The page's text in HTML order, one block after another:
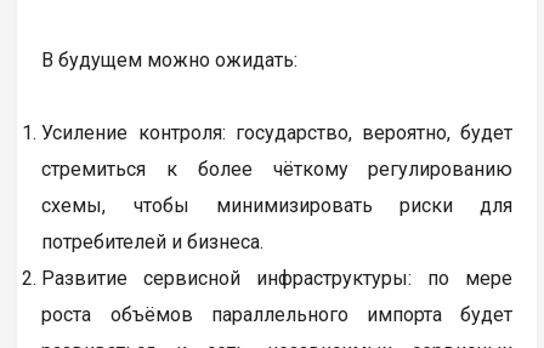
В будущем можно ожидать:
Усиление контроля: государство, вероятно, будет
стремиться к более чёткому регулированию
схемы, чтобы минимизировать риски для
потребителей и бизнеса.
Развитие сервисной инфраструктуры: по мере
роста объёмов параллельного импорта будет